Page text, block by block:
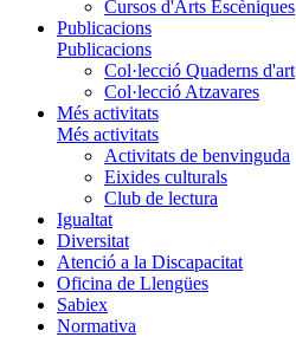
Cursos d'Arts Escèniques
Publicacions
Publicacions
Col·lecció Quaderns d'art
Col·lecció Atzavares
Més activitats
Més activitats
Activitats de benvinguda
Eixides culturals
Club de lectura
Igualtat
Diversitat
Atenció a la Discapacitat
Oficina de Llengües
Sabiex
Normativa